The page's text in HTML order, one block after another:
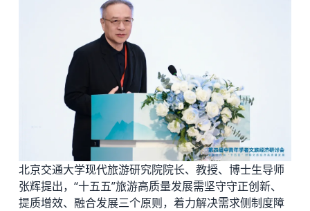
北京交通大学现代旅游研究院院长、教授、博士生导师
张辉提出，“十五五”旅游高质量发展需坚守守正创新、
提质增效、融合发展三个原则，着力解决需求侧制度障